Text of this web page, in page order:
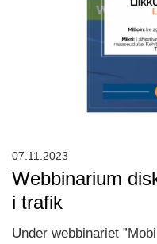
Webbinarium
i trafik
Under webbinariet
07.11.2023